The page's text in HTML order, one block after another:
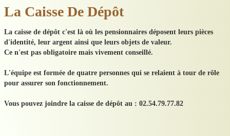
La Caisse De Dépôt
La caisse de dépôt c'est là où les pensionnaires déposent leurs pièces
d'identité, leur argent ainsi que leurs objets de valeur.
Ce n'est pas obligatoire mais vivement conseillé.
L'équipe est formée de quatre personnes qui se relaient à tour de rôle
pour assurer son fonctionnement.
​Vous pouvez joindre la caisse de dépôt au : 02.54.79.77.82